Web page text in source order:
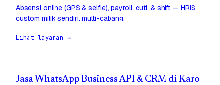
Absensi online (GPS & selfie), payroll, cuti, & shift — HRIS
custom milik sendiri, multi-cabang.
Lihat layanan →
Jasa WhatsApp Business API & CRM di Karo